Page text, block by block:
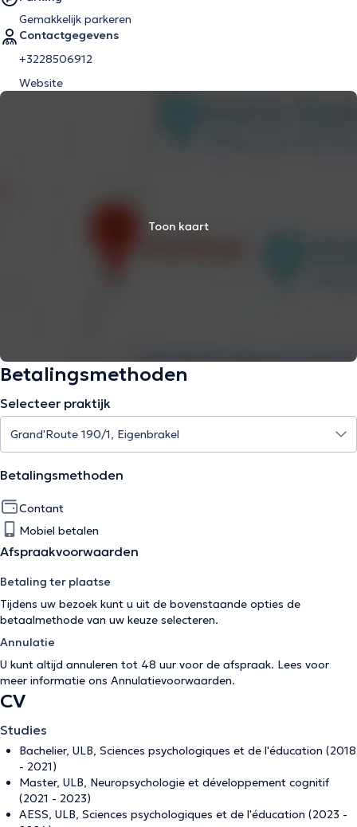
Gemakkelijk parkeren
Contactgegevens
+3228506912
Website
Toon kaart
Betalingsmethoden
Selecteer praktijk
Betalingsmethoden
Contant
Mobiel betalen
Afspraakvoorwaarden
Betaling ter plaatse
Tijdens uw bezoek kunt u uit de bovenstaande opties de
betaalmethode van uw keuze selecteren.
Annulatie
U kunt altijd annuleren tot 48 uur voor de afspraak. Lees voor
meer informatie ons Annulatievoorwaarden.
CV
Studies
Bachelier, ULB, Sciences psychologiques et de l'éducation (2018
- 2021)
Master, ULB, Neuropsychologie et développement cognitif
(2021 - 2023)
AESS, ULB, Sciences psychologiques et de l'éducation (2023 -